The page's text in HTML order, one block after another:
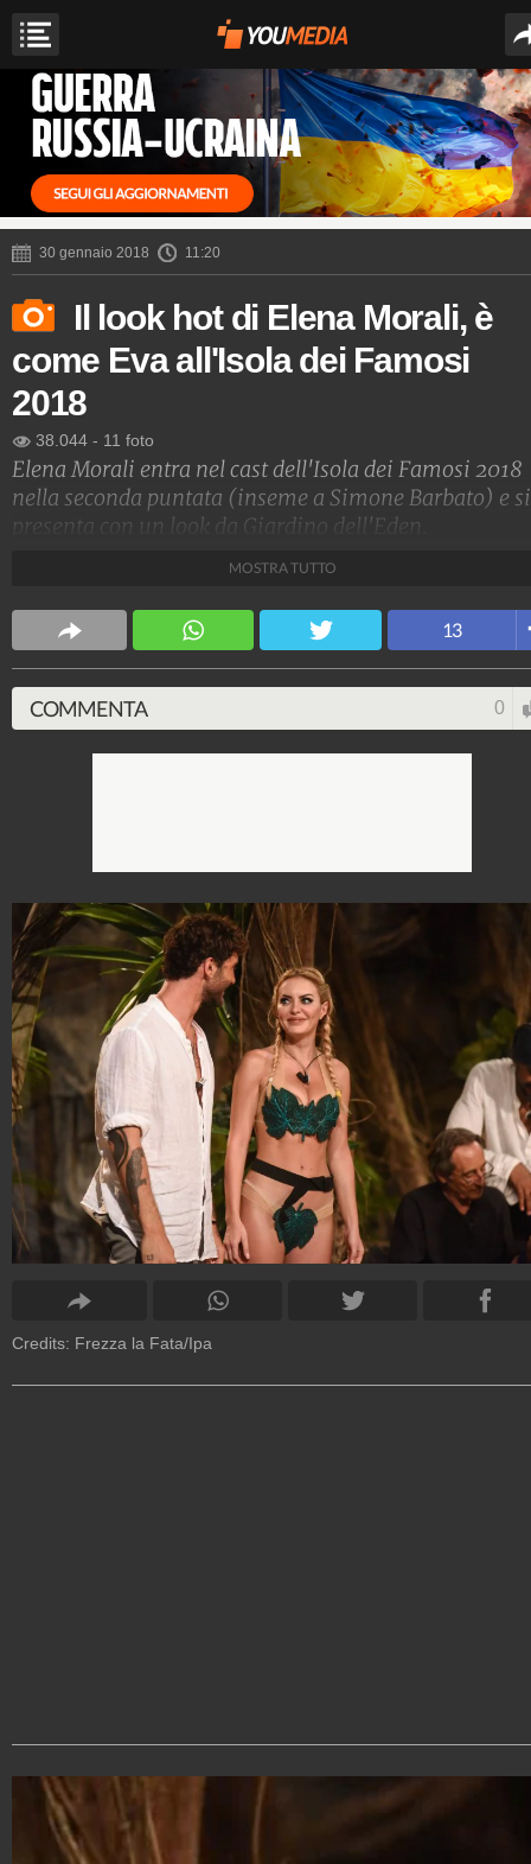
30 gennaio 2018 11:20
Il look hot di Elena Morali, è
come Eva all'Isola dei Famosi
2018
38.044 - 11 foto
Elena Morali entra nel cast dell'Isola dei Famosi 2018
nella seconda puntata (inseme a Simone Barbato) e si
presenta con un look da Giardino dell'Eden.
Spettacolo Fanpage
MOSTRA TUTTO
13
COMMENTA 0
Credits: Frezza la Fata/Ipa